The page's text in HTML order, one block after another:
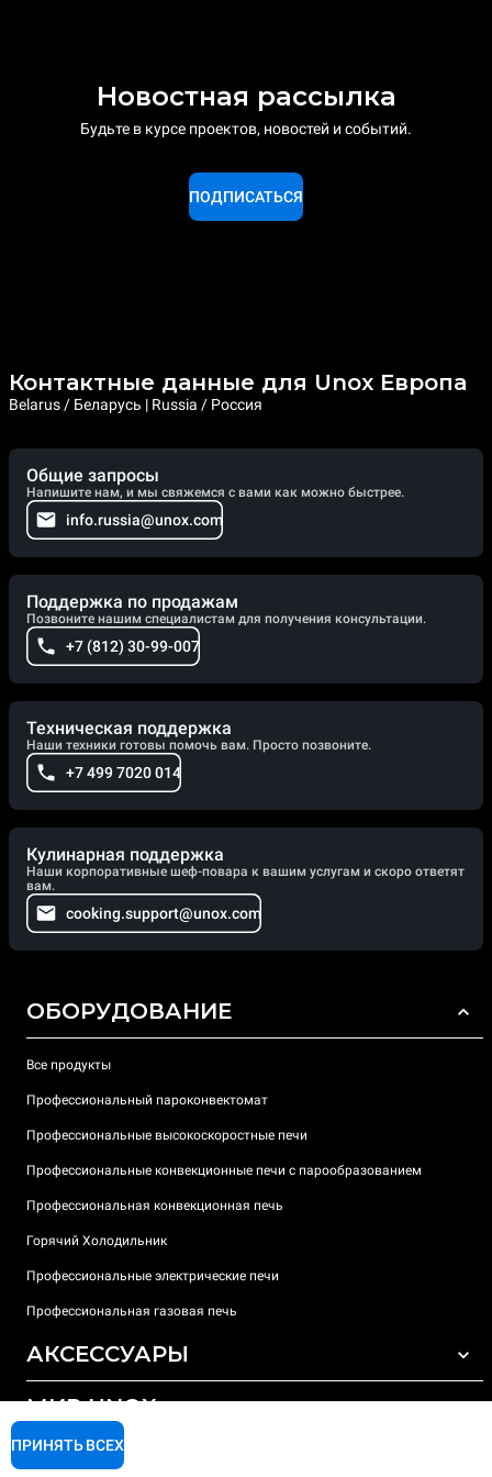
Новостная рассылка
Будьте в курсе проектов, новостей и событий.
ПОДПИСАТЬСЯ
Контактные данные для Unox Европа
Belarus / Беларусь | Russia / Россия
Общие запросы
Напишите нам, и мы свяжемся с вами как можно быстрее.
info.russia@unox.com
Поддержка по продажам
Позвоните нашим специалистам для получения консультации.
+7 (812) 30-99-007
Техническая поддержка
Наши техники готовы помочь вам. Просто позвоните.
+7 499 7020 014
Кулинарная поддержка
Наши корпоративные шеф-повара к вашим услугам и скоро ответят
вам.
cooking.support@unox.com
ОБОРУДОВАНИЕ
Все продукты
Профессиональный пароконвектомат
Профессиональные высокоскоростные печи
Профессиональные конвекционные печи с парообразованием
Профессиональная конвекционная печь
Горячий Холодильник
Профессиональные электрические печи
Профессиональная газовая печь
АКСЕССУАРЫ
Моющие средства для автоматической мойки
МИР UNOX
Наши офисы по всему миру
ПОДДЕРЖКА
ПРИНЯТЬ ВСЕХ